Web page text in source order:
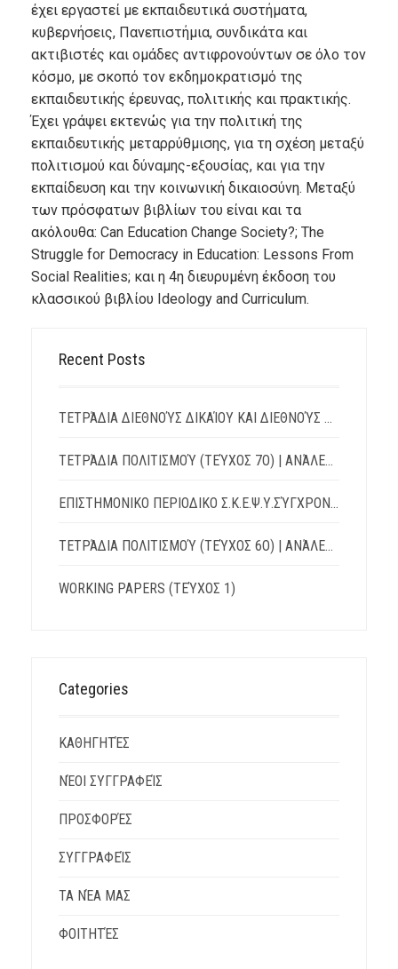
έχει εργαστεί με εκπαιδευτικά συστήματα,
κυβερνήσεις, Πανεπιστήμια, συνδικάτα και
ακτιβιστές και ομάδες αντιφρονούντων σε όλο τον
κόσμο, με σκοπό τον εκδημοκρατισμό της
εκπαιδευτικής έρευνας, πολιτικής και πρακτικής.
Έχει γράψει εκτενώς για την πολιτική της
εκπαιδευτικής μεταρρύθμισης, για τη σχέση μεταξύ
πολιτισμού και δύναμης-εξουσίας, και για την
εκπαίδευση και την κοινωνική δικαιοσύνη. Μεταξύ
των πρόσφατων βιβλίων του είναι και τα
ακόλουθα: Can Education Change Society?; The
Struggle for Democracy in Education: Lessons From
Social Realities; και η 4η διευρυμένη έκδοση του
κλασσικού βιβλίου Ideology and Curriculum.
Recent Posts
ΤΕΤΡΆΔΙΑ ΔΙΕΘΝΟΎΣ ΔΙΚΑΊΟΥ ΚΑΙ ΔΙΕΘΝΟΎΣ ΠΟΛΙΤΙΚΉΣ | TΕΎΧΟΣ 15 – ΙΟΎΛΙΟΣ 2026
ΤΕΤΡΆΔΙΑ ΠΟΛΙΤΙΣΜΟΎ (ΤΕΎΧΟΣ 7Ο) | ΑΝΆΛΕΚΤΑ: ΛΌΓΟΙ – ΔΙΆΛΟΓΟΙ – ΑΝΤΊΛΟΓΟΙ
ΕΠΙΣΤΗΜΟΝΙΚΟ ΠΕΡΙΟΔΙΚΟ Σ.Κ.Ε.Ψ.Υ.ΣΎΓΧΡΟΝΗ ΚΟΙΝΩΝΊΑ, ΕΚΠΑΊΔΕΥΣΗ & ΨΥΧΙΚΉ ΥΓΕΊΑ
ΤΕΤΡΆΔΙΑ ΠΟΛΙΤΙΣΜΟΎ (ΤΕΎΧΟΣ 6Ο) | ΑΝΆΛΕΚΤΑ: ΛΌΓΟΙ – ΔΙΆΛΟΓΟΙ – ΑΝΤΊΛΟΓΟΙ
WORKING PAPERS (ΤΕΎΧΟΣ 1)
Categories
ΚΑΘΗΓΗΤΈΣ
ΝΈΟΙ ΣΥΓΓΡΑΦΕΊΣ
ΠΡΟΣΦΟΡΈΣ
ΣΥΓΓΡΑΦΕΊΣ
ΤΑ ΝΈΑ ΜΑΣ
ΦΟΙΤΗΤΈΣ